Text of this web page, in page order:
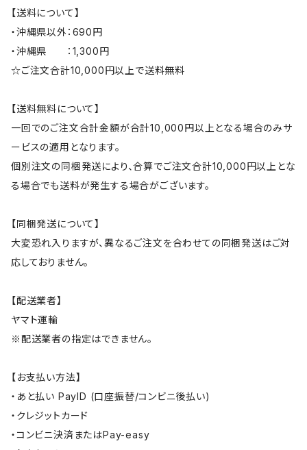
【送料について】
・沖縄県以外：690円
・沖縄県 ：1,300円
☆ご注文合計10,000円以上で送料無料
【送料無料について】
一回でのご注文合計金額が合計10,000円以上となる場合のみサ
ービスの適用となります。
個別注文の同梱発送により、合算でご注文合計10,000円以上とな
る場合でも送料が発生する場合がございます。
【同梱発送について】
大変恐れ入りますが、異なるご注文を合わせての同梱発送はご対
応しておりません。
【配送業者】
ヤマト運輸
※配送業者の指定はできません。
【お支払い方法】
・あと払い PayID (口座振替/コンビニ後払い)
・クレジットカード
・コンビニ決済またはPay-easy